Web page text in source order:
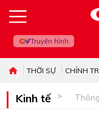
Truyền hình
THỜI SỰ CHÍNH
Kinh tế